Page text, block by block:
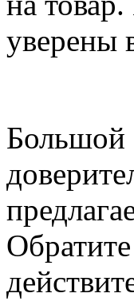
уверены
Большой